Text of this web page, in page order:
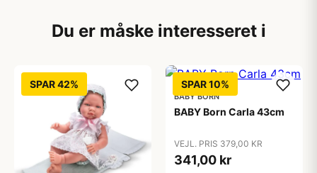
Du er måske interesseret i
SPAR 42% SPAR 10%
BABY BORN
BABY Born Carla 43cm
VEJL. PRIS 379,00 KR
341,00 kr